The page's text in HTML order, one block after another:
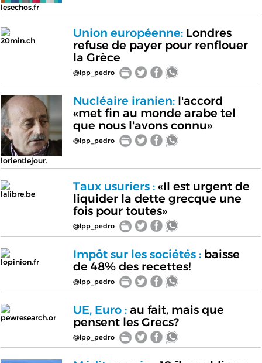
lesechos.fr
20min.ch
Union européenne:Londres
refuse de payer pour renflouer
la Grèce
@lpp_pedro
lorientlejour.
Nucléaire iranien:l'accord
«met fin au monde arabe tel
que nous l'avons connu»
@lpp_pedro
lalibre.be
Taux usuriers :«Il est urgent de
liquider la dette grecque une
fois pour toutes»
@lpp_pedro
lopinion.fr
Impôt sur les sociétés :baisse
de 48% des recettes!
@lpp_pedro
pewresearch.or
UE, Euro :au fait, mais que
pensent les Grecs?
@lpp_pedro